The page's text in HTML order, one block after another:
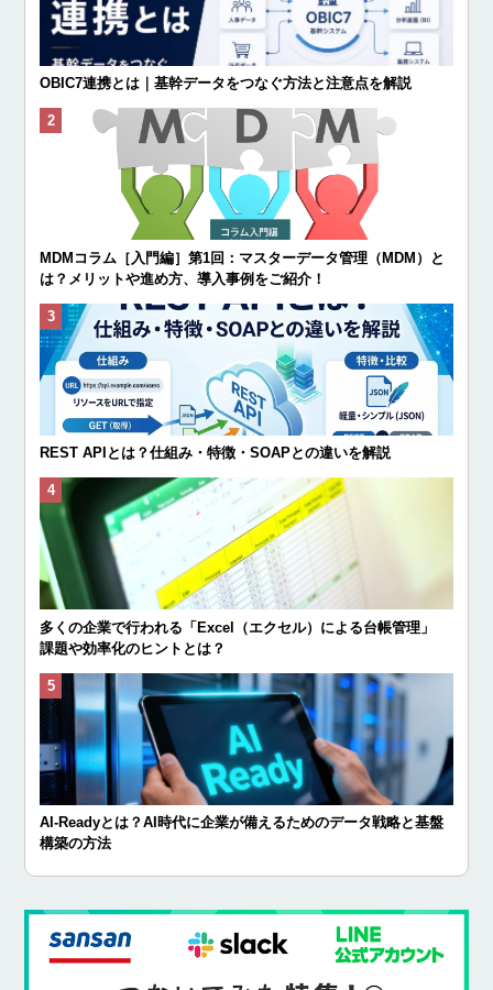
OBIC7連携とは｜基幹データをつなぐ方法と注意点を解説
MDMコラム［入門編］第1回：マスターデータ管理（MDM）と
は？メリットや進め方、導入事例をご紹介！
REST APIとは？仕組み・特徴・SOAPとの違いを解説
多くの企業で行われる「Excel（エクセル）による台帳管理」
課題や効率化のヒントとは？
AI-Readyとは？AI時代に企業が備えるためのデータ戦略と基盤
構築の方法